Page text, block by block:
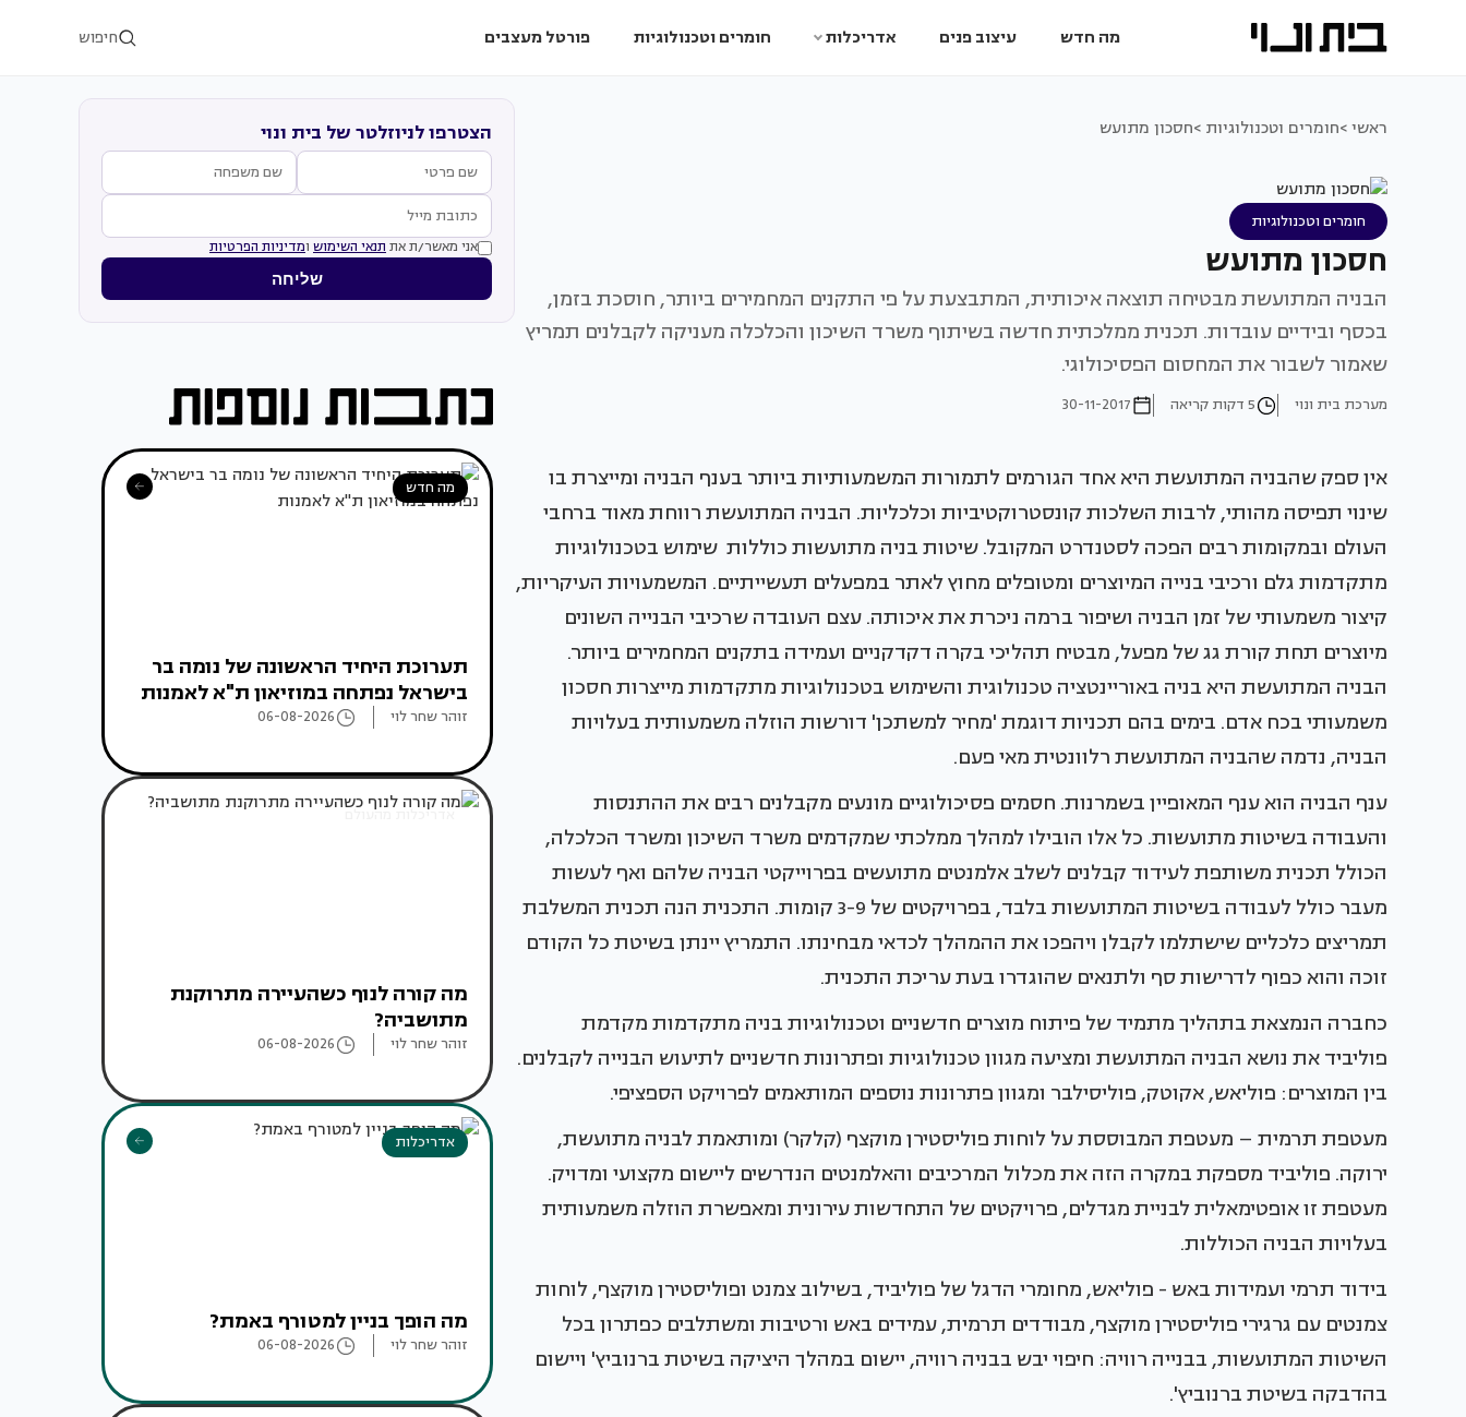
מה חדש עיצוב פנים אדריכלות חומרים וטכנולוגיות פורטל מעצבים חיפוש
ראשי >חומרים וטכנולוגיות >חסכון מתועש
חומרים וטכנולוגיות
חסכון מתועש
הבניה המתועשת מבטיחה תוצאה איכותית, המתבצעת על פי התקנים המחמירים ביותר, חוסכת בזמן,
בכסף ובידיים עובדות. תכנית ממלכתית חדשה בשיתוף משרד השיכון והכלכלה מעניקה לקבלנים תמריץ
שאמור לשבור את המחסום הפסיכולוגי.
מערכת בית ונוי 5 דקות קריאה 30-11-2017
אין ספק שהבניה המתועשת היא אחד הגורמים לתמורות המשמעותיות ביותר בענף הבניה ומייצרת בו
שינוי תפיסה מהותי, לרבות השלכות קונסטרוקטיביות וכלכליות. הבניה המתועשת רווחת מאוד ברחבי
העולם ובמקומות רבים הפכה לסטנדרט המקובל. שיטות בניה מתועשות כוללות שימוש בטכנולוגיות
מתקדמות גלם ורכיבי בנייה המיוצרים ומטופלים מחוץ לאתר במפעלים תעשייתיים. המשמעויות העיקריות,
קיצור משמעותי של זמן הבניה ושיפור ברמה ניכרת את איכותה. עצם העובדה שרכיבי הבנייה השונים
מיוצרים תחת קורת גג של מפעל, מבטיח תהליכי בקרה דקדקניים ועמידה בתקנים המחמירים ביותר.
הבניה המתועשת היא בניה באוריינטציה טכנולוגית והשימוש בטכנולוגיות מתקדמות מייצרות חסכון
משמעותי בכח אדם. בימים בהם תכניות דוגמת 'מחיר למשתכן' דורשות הוזלה משמעותית בעלויות
הבניה, נדמה שהבניה המתועשת רלוונטית מאי פעם.
ענף הבניה הוא ענף המאופיין בשמרנות. חסמים פסיכולוגיים מונעים מקבלנים רבים את ההתנסות
והעבודה בשיטות מתועשות. כל אלו הובילו למהלך ממלכתי שמקדמים משרד השיכון ומשרד הכלכלה,
הכולל תכנית משותפת לעידוד קבלנים לשלב אלמנטים מתועשים בפרוייקטי הבניה שלהם ואף לעשות
מעבר כולל לעבודה בשיטות המתועשות בלבד, בפרויקטים של 3-9 קומות. התכנית הנה תכנית המשלבת
תמריצים כלכליים שישתלמו לקבלן ויהפכו את ההמהלך לכדאי מבחינתו. התמריץ יינתן בשיטת כל הקודם
זוכה והוא כפוף לדרישות סף ולתנאים שהוגדרו בעת עריכת התכנית.
כחברה הנמצאת בתהליך מתמיד של פיתוח מוצרים חדשניים וטכנולוגיות בניה מתקדמות מקדמת
פוליביד את נושא הבניה המתועשת ומציעה מגוון טכנולוגיות ופתרונות חדשניים לתיעוש הבנייה לקבלנים.
בין המוצרים: פוליאש, אקוטק, פוליסילבר ומגוון פתרונות נוספים המותאמים לפרויקט הספציפי.
מעטפת תרמית – מעטפת המבוססת על לוחות פוליסטירן מוקצף (קלקר) ומותאמת לבניה מתועשת,
ירוקה. פוליביד מספקת במקרה הזה את מכלול המרכיבים והאלמנטים הנדרשים ליישום מקצועי ומדויק.
מעטפת זו אופטימאלית לבניית מגדלים, פרויקטים של התחדשות עירונית ומאפשרת הוזלה משמעותית
בעלויות הבניה הכוללות.
בידוד תרמי ועמידות באש - פוליאש, מחומרי הדגל של פוליביד, בשילוב צמנט ופוליסטירן מוקצף, לוחות
צמנטים עם גרגירי פוליסטירן מוקצף, מבודדים תרמית, עמידים באש ורטיבות ומשתלבים כפתרון בכל
השיטות המתועשות, בבנייה רוויה: חיפוי יבש בבניה רוויה, יישום במהלך היציקה בשיטת ברנוביץ' ויישום
בהדבקה בשיטת ברנוביץ'.
הצטרפו לניוזלטר של בית ונוי
אני מאשר/ת את תנאי השימוש ומדיניות הפרטיות
שליחה
מה חדש
תערוכת היחיד הראשונה של נומה בר
בישראל נפתחה במוזיאון ת"א לאמנות
זוהר שחר לוי 06-08-2026
אדריכלות מהעולם
מה קורה לנוף כשהעיירה מתרוקנת
מתושביה?
זוהר שחר לוי 06-08-2026
אדריכלות
מה הופך בניין למטורף באמת?
זוהר שחר לוי 06-08-2026